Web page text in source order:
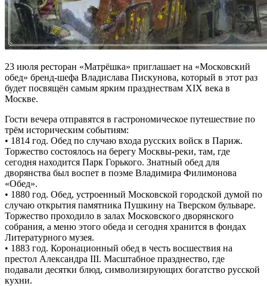
23 июля ресторан «Матрёшка» приглашает на «Московский
обед» бренд-шефа Владислава Пискунова, который в этот раз
будет посвящён самым ярким празднествам XIX века в
Москве.
Гости вечера отправятся в гастрономическое путешествие по
трём историческим событиям:
•⁠ ⁠1814 год. Обед по случаю входа русских войск в Париж.
Торжество состоялось на берегу Москвы-реки, там, где
сегодня находится Парк Горького. Знатный обед для
дворянства был воспет в поэме Владимира Филимонова
«Обед».
•⁠ ⁠1880 год. Обед, устроенный Московской городской думой по
случаю открытия памятника Пушкину на Тверском бульваре.
Торжество проходило в залах Московского дворянского
собрания, а меню этого обеда и сегодня хранится в фондах
Литературного музея.
•⁠ ⁠1883 год. Коронационный обед в честь восшествия на
престол Александра III. Масштабное празднество, где
подавали десятки блюд, символизирующих богатство русской
кухни.